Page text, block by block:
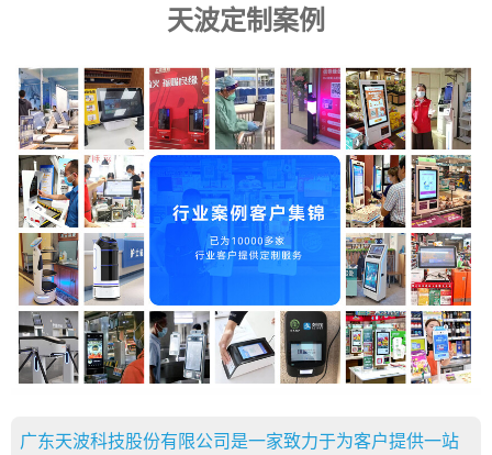
天波定制案例
广东天波科技股份有限公司是一家致力于为客户提供一站